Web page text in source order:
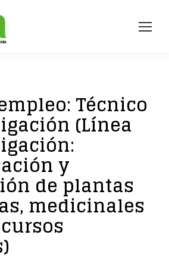
Técnico
(Línea
y
de plantas
medicinales